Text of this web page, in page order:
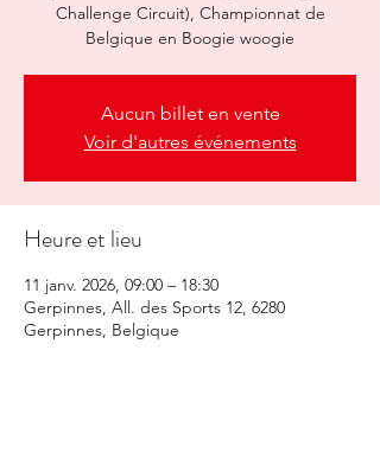
Challenge Circuit), Championnat de
Belgique en Boogie woogie
Aucun billet en vente
Voir d'autres événements
Heure et lieu
11 janv. 2026, 09:00 – 18:30
Gerpinnes, All. des Sports 12, 6280
Gerpinnes, Belgique